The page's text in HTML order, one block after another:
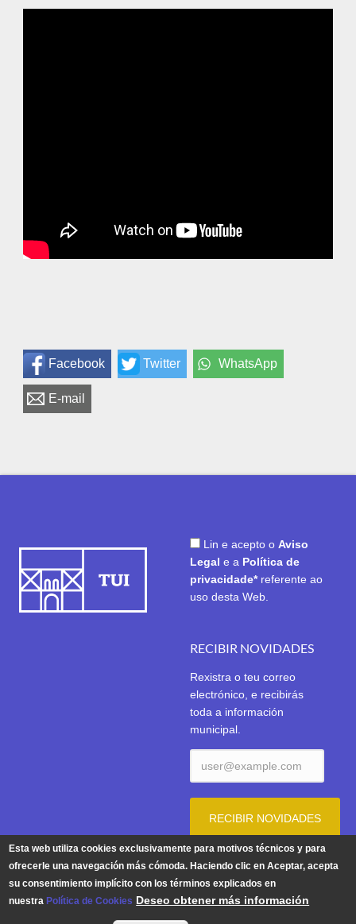
Facebook Twitter WhatsApp
E-mail
Lin e acepto o Aviso
Legal e a Política de
privacidade* referente ao
uso desta Web.
RECIBIR NOVIDADES
Rexistra o teu correo
electrónico, e recibirás
toda a información
municipal.
Aviso Legal |Política de Privacidade|Política de Cookies
Esta web utiliza cookies exclusivamente para motivos técnicos y para
ofrecerle una navegación más cómoda. Haciendo clic en Aceptar, acepta
su consentimiento implícito con los términos explicados en
nuestra Política de Cookies Deseo obtener más información